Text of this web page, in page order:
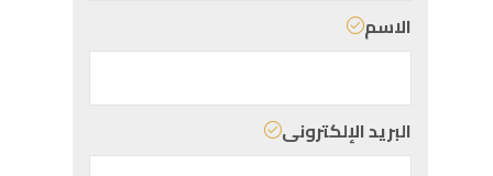
الاسم
البريد الإلكترونى